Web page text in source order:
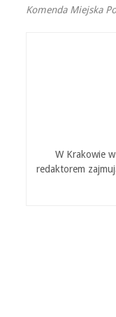
Komenda Miejska
W Krakowie
redaktorem